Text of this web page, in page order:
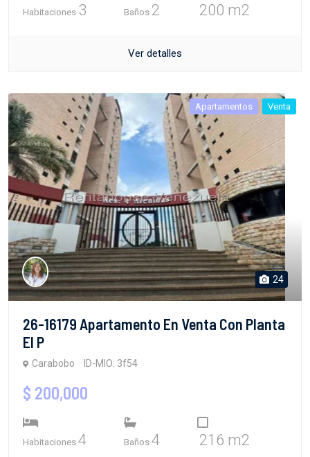
Habitaciones 3 Baños 2 200 m2
Ver detalles
Apartamentos Venta
24
26-16179 Apartamento En Venta Con Planta
El P
Carabobo ID-MIO: 3f54
$ 200,000
Habitaciones 4 Baños 4 216 m2